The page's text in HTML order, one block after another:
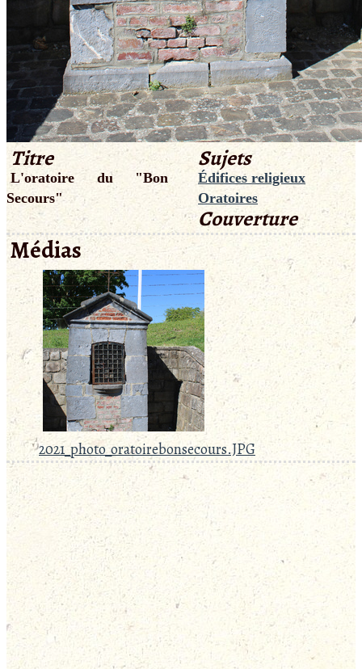
Titre
L'oratoire du "Bon
Secours"
Sujets
Édifices religieux
Oratoires
Couverture
Médias
2021_photo_oratoirebonsecours.JPG